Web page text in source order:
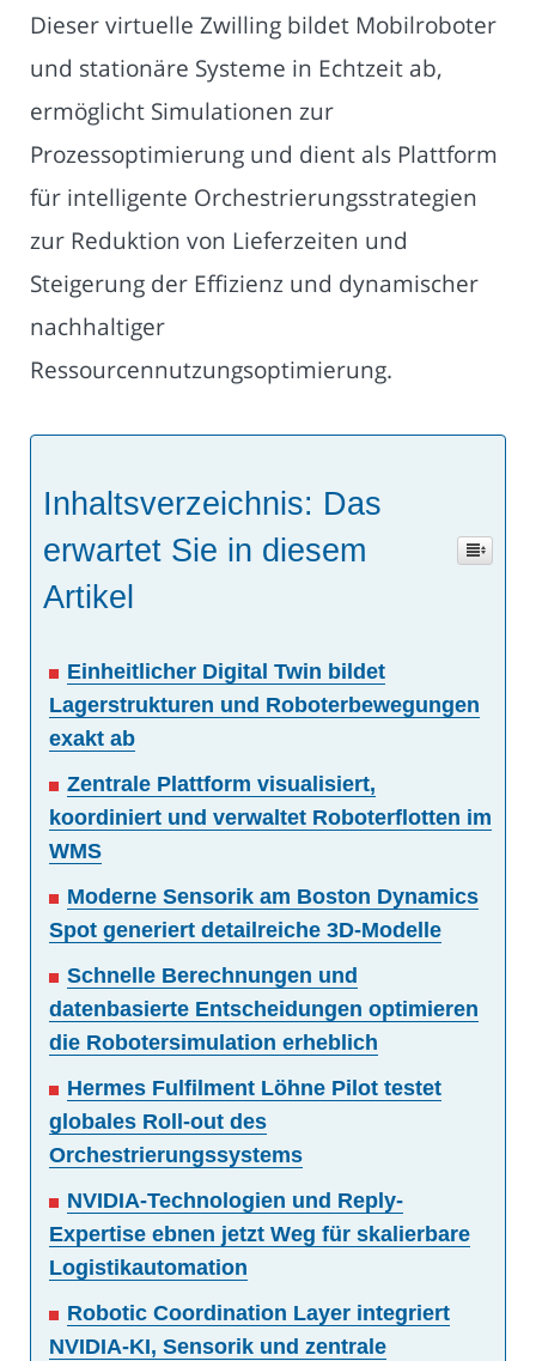
Dieser virtuelle Zwilling bildet Mobilroboter
und stationäre Systeme in Echtzeit ab,
ermöglicht Simulationen zur
Prozessoptimierung und dient als Plattform
für intelligente Orchestrierungsstrategien
zur Reduktion von Lieferzeiten und
Steigerung der Effizienz und dynamischer
nachhaltiger
Ressourcennutzungsoptimierung.
Inhaltsverzeichnis: Das
erwartet Sie in diesem
Artikel
Einheitlicher Digital Twin bildet
Lagerstrukturen und Roboterbewegungen
exakt ab
Zentrale Plattform visualisiert,
koordiniert und verwaltet Roboterflotten im
WMS
Moderne Sensorik am Boston Dynamics
Spot generiert detailreiche 3D-Modelle
Schnelle Berechnungen und
datenbasierte Entscheidungen optimieren
die Robotersimulation erheblich
Hermes Fulfilment Löhne Pilot testet
globales Roll-out des
Orchestrierungssystems
NVIDIA-Technologien und Reply-
Expertise ebnen jetzt Weg für skalierbare
Logistikautomation
Robotic Coordination Layer integriert
NVIDIA-KI, Sensorik und zentrale